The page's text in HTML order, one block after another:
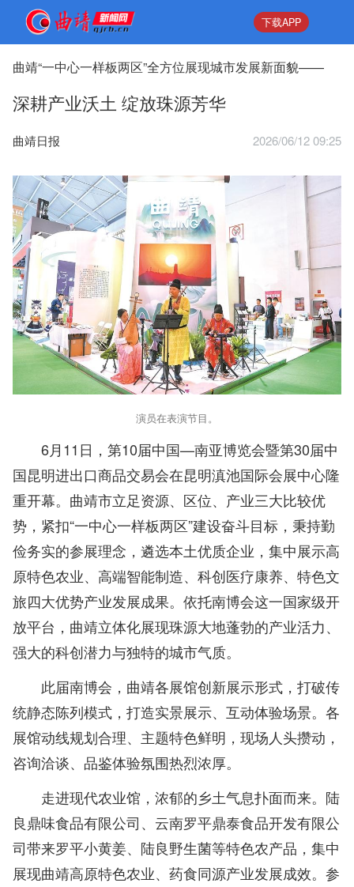
下载APP
曲靖“一中心一样板两区”全方位展现城市发展新面貌——
深耕产业沃土 绽放珠源芳华
曲靖日报 2026/06/12 09:25
演员在表演节目。
6月11日，第10届中国—南亚博览会暨第30届中
国昆明进出口商品交易会在昆明滇池国际会展中心隆
重开幕。曲靖市立足资源、区位、产业三大比较优
势，紧扣“一中心一样板两区”建设奋斗目标，秉持勤
俭务实的参展理念，遴选本土优质企业，集中展示高
原特色农业、高端智能制造、科创医疗康养、特色文
旅四大优势产业发展成果。依托南博会这一国家级开
放平台，曲靖立体化展现珠源大地蓬勃的产业活力、
强大的科创潜力与独特的城市气质。
此届南博会，曲靖各展馆创新展示形式，打破传
统静态陈列模式，打造实景展示、互动体验场景。各
展馆动线规划合理、主题特色鲜明，现场人头攒动，
咨询洽谈、品鉴体验氛围热烈浓厚。
走进现代农业馆，浓郁的乡土气息扑面而来。陆
良鼎味食品有限公司、云南罗平鼎泰食品开发有限公
司带来罗平小黄姜、陆良野生菌等特色农产品，集中
展现曲靖高原特色农业、药食同源产业发展成效。参